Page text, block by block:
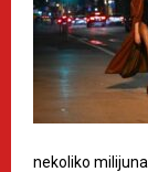
nekoliko